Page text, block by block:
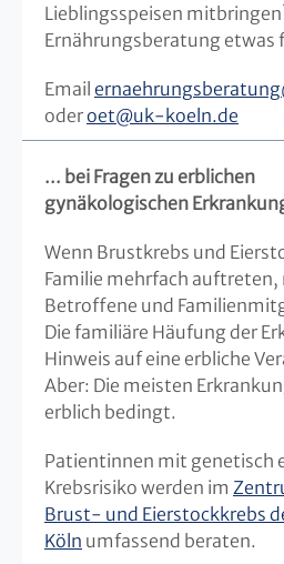
Lieblingsspeisen
Ernährungsberatung etwas
Email ernaehrungsberatung
oderoet@uk-koeln.de
... bei Fragen zu erblichen
gynäkologischen
Wenn Brustkrebs und
Familie mehrfach auftreten,
Betroffene und
Die familiäre Häufung der
Hinweis auf eine erbliche
Aber: Die meisten
erblich bedingt.
Patientinnen mit genetisch
Krebsrisiko werden im
Brust- und Eierstockkrebs
Köln umfassend beraten.